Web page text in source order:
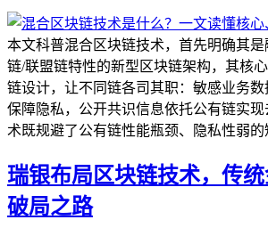
本文科普混合区块链技术，首先明确其
链/联盟链特性的新型区块链架构，其核
链设计，让不同链各司其职：敏感业务
保障隐私，公开共识信息依托公有链实
术既规避了公有链性能瓶颈、隐私性弱的
瑞银布局区块链技术，传
破局之路